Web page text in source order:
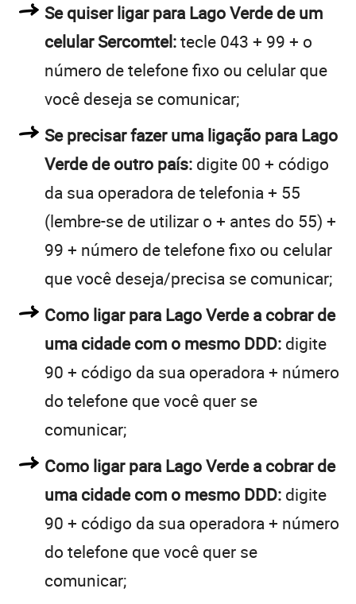
Se quiser ligar para Lago Verde de um
celular Sercomtel:tecle 043 + 99 + o
número de telefone fixo ou celular que
você deseja se comunicar;
Se precisar fazer uma ligação para Lago
Verde de outro país: digite 00 + código
da sua operadora de telefonia + 55
(lembre-se de utilizar o + antes do 55) +
99 + número de telefone fixo ou celular
que você deseja/precisa se comunicar;
Como ligar para Lago Verde a cobrar de
uma cidade com o mesmo DDD: digite
90 + código da sua operadora + número
do telefone que você quer se
comunicar;
Como ligar para Lago Verde a cobrar de
uma cidade com o mesmo DDD: digite
90 + código da sua operadora + número
do telefone que você quer se
comunicar;